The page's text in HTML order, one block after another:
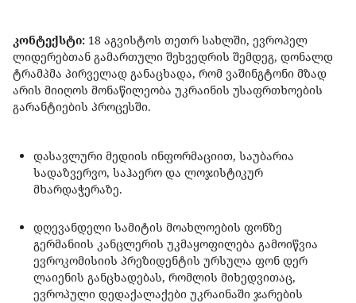
კონტექსტი: 18 აგვისტოს თეთრ სახლში, ევროპელ
ლიდერებთან გამართული შეხვედრის შემდეგ, დონალდ
ტრამპმა პირველად განაცხადა, რომ ვაშინგტონი მზად
არის მიიღოს მონაწილეობა უკრაინის უსაფრთხოების
გარანტიების პროცესში.
დასავლური მედიის ინფორმაციით, საუბარია
სადაზვერვო, საჰაერო და ლოჯისტიკურ
მხარდაჭერაზე.
დღევანდელი სამიტის მოახლოების ფონზე
გერმანიის კანცლერის უკმაყოფილება გამოიწვია
ევროკომისიის პრეზიდენტის ურსულა ფონ დერ
ლაიენის განცხადებას, რომლის მიხედვითაც,
ევროპული დედაქალაქები უკრაინაში ჯარების